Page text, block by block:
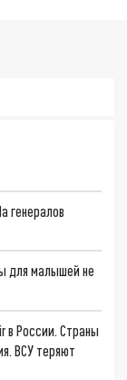
генералов
для малышей не
в России. Страны
ВСУ теряют